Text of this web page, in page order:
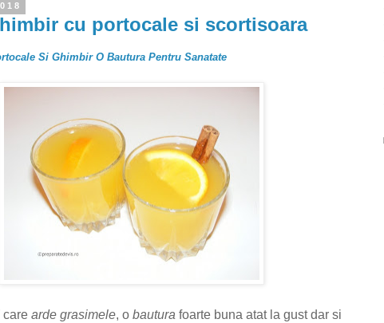
cu portocale si scortisoara
Si Ghimbir O Bautura Pentru Sanatate
care arde grasimele, o bautura foarte buna atat la gust dar si